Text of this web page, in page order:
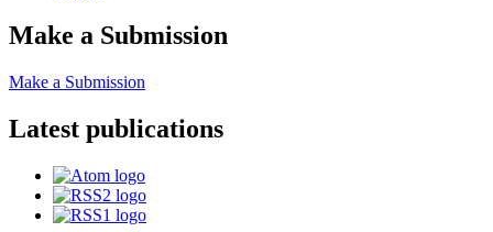
Make a Submission
Make a Submission
Latest publications